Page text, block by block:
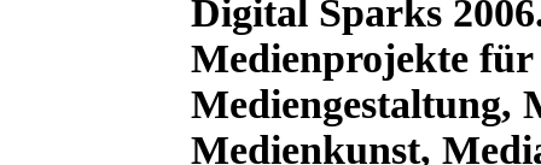
Digital Sparks
Medienprojekte für
Mediengestaltung,
Medienkunst,